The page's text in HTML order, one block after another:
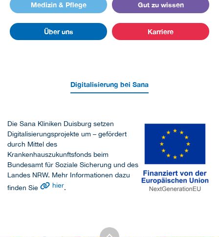
Medizin & Pflege Gut zu wissen
Über uns Karriere
Digitalisierung bei Sana
Die Sana Kliniken Duisburg setzen
Digitalisierungsprojekte um – gefördert
durch Mittel des
Krankenhauszukunftsfonds beim
Bundesamt für Soziale Sicherung und des
Landes NRW. Mehr Informationen dazu
finden Sie
hier.